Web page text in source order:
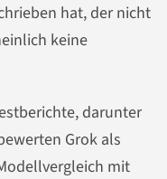
hat, der nicht
keine
darunter
Grok als
mit